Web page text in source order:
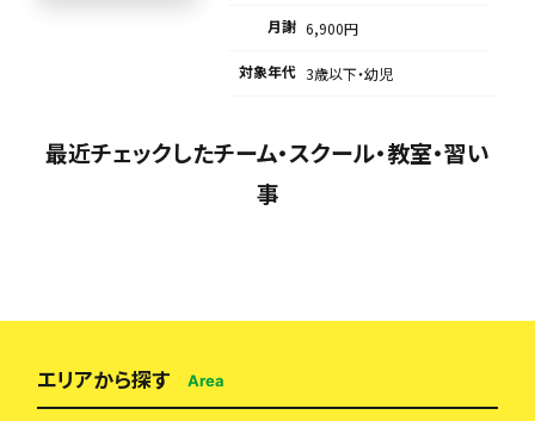
月謝 6,900円
対象年代 3歳以下・幼児
最近チェックしたチーム・スクール・教室・習い
事
エリアから探す Area